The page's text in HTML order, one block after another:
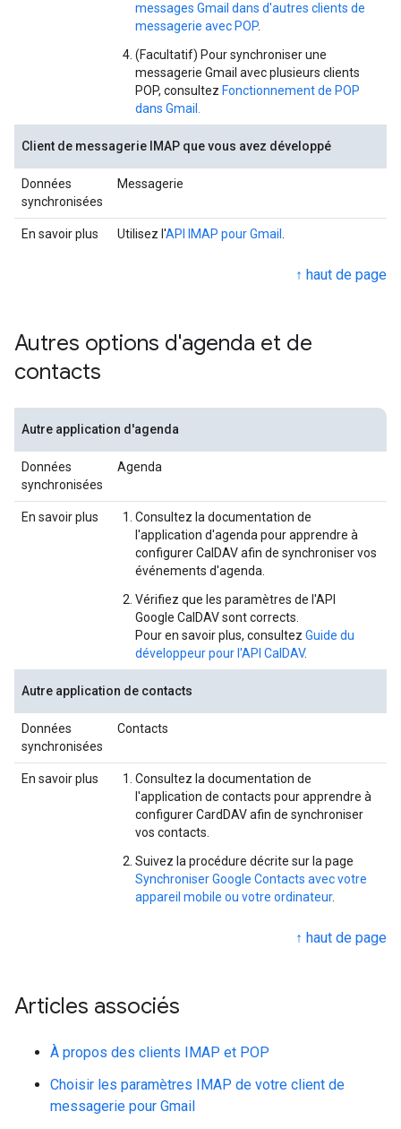
messages Gmail dans d'autres clients de
messagerie avec POP.
(Facultatif) Pour synchroniser une
messagerie Gmail avec plusieurs clients
POP, consultez Fonctionnement de POP
dans Gmail.
Client de messagerie IMAP que vous avez développé
Données
synchronisées
Messagerie
En savoir plus Utilisez l'API IMAP pour Gmail
↑ haut de page
Autres options d'agenda et de
contacts
Autre application d'agenda
Données
synchronisées
Agenda
En savoir plus
Consultez la documentation de
l'application d'agenda pour apprendre à
configurer CalDAV afin de synchroniser vos
événements d'agenda.
Vérifiez que les paramètres de l'API
Google CalDAV sont corrects.
Pour en savoir plus, consultez Guide du
développeur pour l'API CalDAV.
Autre application de contacts
Données
synchronisées
Contacts
En savoir plus
Consultez la documentation de
l'application de contacts pour apprendre à
configurer CardDAV afin de synchroniser
vos contacts.
Suivez la procédure décrite sur la page
Synchroniser Google Contacts avec votre
appareil mobile ou votre ordinateur.
↑ haut de page
Articles associés
À propos des clients IMAP et POP
Choisir les paramètres IMAP de votre client de
messagerie pour Gmail